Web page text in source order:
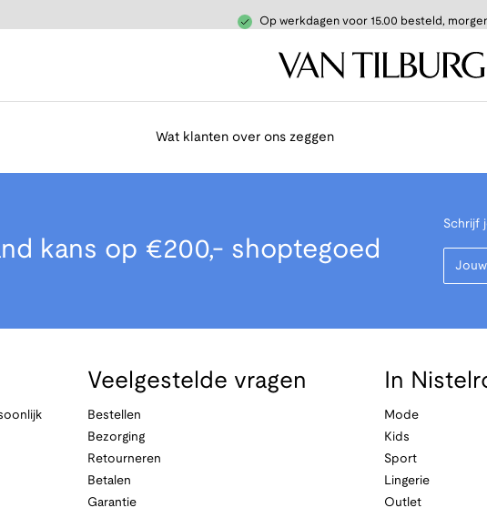
Op werkdagen voor 15.00 besteld,
Wat klanten over ons zeggen
kans op €200,- shoptegoed
Schrijf
Your
Veelgestelde vragen
Bestellen
Bezorging
Retourneren
Betalen
Garantie
In
Mode
Kids
Sport
Lingerie
Outlet